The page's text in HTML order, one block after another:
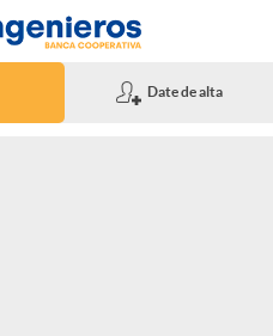
Date de alta